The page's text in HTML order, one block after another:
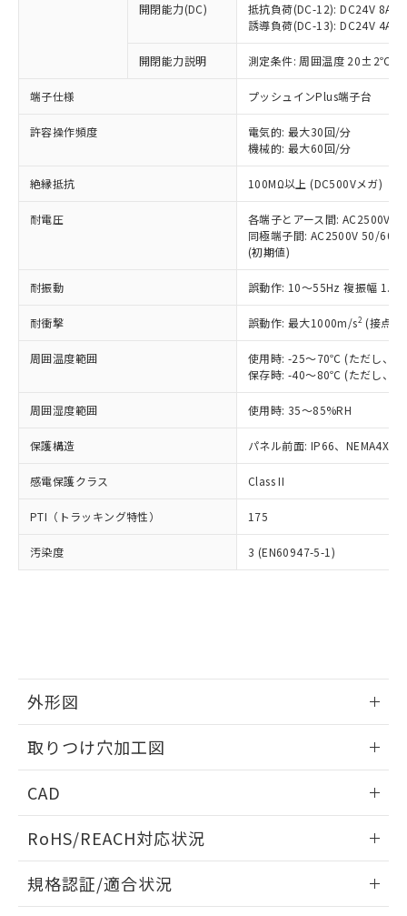
開閉能力(DC)
抵抗負荷(DC-12): DC24V 8A/
誘導負荷(DC-13): DC24V 4A/
開閉能力説明 測定条件: 周囲温度 20±2℃、
端子仕様 プッシュインPlus端子台
許容操作頻度
電気的: 最大30回/分
機械的: 最大60回/分
絶縁抵抗 100MΩ以上 (DC500Vメガ)
耐電圧
各端子とアース間: AC2500V
同極端子間: AC2500V 50/
(初期値)
耐振動 誤動作: 10～55Hz 複振幅
耐衝撃 誤動作: 最大1000m/s2 (接点
周囲温度範囲
使用時: -25～70℃ (ただし、氷
保存時: -40～80℃ (ただし、氷
周囲湿度範囲 使用時: 35～85%RH
保護構造 パネル前面: IP66、NEMA4X,
感電保護クラス Class II
PTI（トラッキング特性） 175
汚染度 3 (EN60947-5-1)
外形図
取りつけ穴加工図
CAD
ドすることができます。
ログイン/会員登録
RoHS/REACH対応状況
規格認証/適合状況
以下の条件をお読みいただき、同意のうえ
ご利用ください。
本サービスは、当社制御機器事業取扱
商品の当社在庫状況および標準価格
(税抜)を提供させていただくもので
当社制御機器事業取扱商品の中には、
本サービスの対象外となる商品もある
ことをご了承ください。
在庫状況および標準価格照会結果は、
記載している更新日時点での社内デー
タに基づき作成されるものであり、閲
覧された時点での実際の在庫および標
準価格とは異なる場合があることをご
正式な納期状況および標準価格はお客
様のお取引先、またはお客様担当のオ
ムロン制御機器販売店・当社販売員に
オムロン制御機器販売店や当社販売拠
販売ネットワーク
」をご確認
在庫状況および標準価格結果を当社の
事前の承諾なく第三者に漏洩または開
示しないようお願いします。
マイパーツ機能（部品リスト作成サー
ビス）をご利用いただくには、I-Web
品・サービスに関するお客様との取
の共同利用に関して"
用者の範囲」に記載されている法人を
対応予定なし：EU RoHS指令（10物質）の
非含有に非対応の商品で、対応品を出す予
調査・確認中：EU RoHS指令（10物質）の
非含有の対応状況を調査中または確認中の
商品です。
非該当品：ライセンス料など無形物で、有
害物質有無と関係のない商品です。
仕入先様の事情により、非含有部品として
いたものが、含有品と判明した場合などや
むを得ず変更することがあります。
鉛(Pb) 1000ppm以下、 水銀(Hg) 1000ppm以下、 カド
六価クロム(Cr(Ⅵ)) 1000ppm以下、ポリ臭化ビフェニル
類(PBB) 1000ppm以下、ポリ臭化ジフェニルエーテル類
ルベンジル（BBP） 1000ppm以下、フタル酸ジブチル
（DBP） 1000ppm以下、フタル酸ジイソブチル
但し、RoHS指令で産業用監視および制御機器に対する
適用除外項目は除く。
フタル酸エステル類の４物質については閾値を超える意
図的な使用がないことを確認しています。
部品在庫の切り替え状況などにより、予定
月が前後することがあります。
EU RoHS指令（10物質）の非含有証明書
51物質の非含有証明書（当社基準）
※本証明書は発行日時点で非含有を証明す
物質の対応では、対応完了までの期間は出
荷製品に未対応品が混在することから備考
欄に対応日を記載しておりました。
既に当社にて対応品への在庫切替を完了
「○」：最大均質材料含有率が中国RoHSの
基準値以下であることを示します。
「×」：最大均質材料含有率が中国RoHSの
基準値を超えていることを示します。
「－」：未確認です。当社販売部門へお問
*中国RoHS10物質の基準値 (GB/T26572)：
Pb(鉛) :1000ppm、 Hg(水銀) : 1000ppm、 Cd(カドミウ
Cr(Ⅵ)(六価クロム) : 1000ppm、 PBBs(ポリ臭化ビフェ
ニル類) : 1000ppm、 PBDEs(ポリ臭化ジフェニルエーテ
ル類) : 1000ppm、
DBP(フタル酸ジブチル) : 1000ppm、 DIBP(フタル酸ジ
イソブチル) : 1000ppm、 BBP(フタル酸ブチルベンジ
DEHP(フタル酸ビス(2-エチルヘキシル)) : 1000ppm
「ｅ」：有害物質（10物質）のすべてが基
準値以下であることを示します。
「10」：通常の使用状況下において有害物
質が外部に漏えいし、環境に深刻な影響を
及ぼさない年数を意味します。
当社は、これら貴社製品のうち、外国
為替および外国貿易法に定める商品
（以下｢規制貨物等」という）を輸出
または国外への提供する場合は、日本
国政府の輸出許可(または役務取引許
可)を取得するなどの必要な手続きを
当社は規制貨物を破棄する場合は、完
全に破砕するなど、違法に輸出されな
いよう必要な手段を講じます。
当社は貴社製品を、核兵器、ミサイ
ル、化学兵器、生物兵器またはその他
武器並びにこれらの製造装置等に一切
当社は、貴社製品を第三者に販売する
場合は、上記1、2および3の内容を当
該第三者に通知します。また当社は、
販売先および販売に係わる関係者が違
法に輸出するおそれがある場合は、取
り引きをいたしません。
一定数以上の在庫あり
一定数には満たないが在庫あり
在庫なし(最新の在庫状況につ
いては、お客様のお取引先、ま
たはお客様担当のオムロン制御
機器販売店・当社販売員にご確
受注生産機種、また在庫状況の
情報を公開していない機種